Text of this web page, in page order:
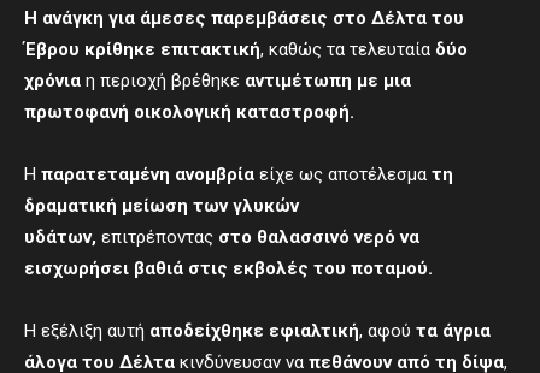
Η ανάγκη για άμεσες παρεμβάσεις στο Δέλτα του
Έβρου κρίθηκε επιτακτική, καθώς τα τελευταία δύο
χρόνια η περιοχή βρέθηκε αντιμέτωπη με μια
πρωτοφανή οικολογική καταστροφή.
Η παρατεταμένη ανομβρία είχε ως αποτέλεσμα τη
δραματική μείωση των γλυκών
υδάτων, επιτρέποντας στο θαλασσινό νερό να
εισχωρήσει βαθιά στις εκβολές του ποταμού.
Η εξέλιξη αυτή αποδείχθηκε εφιαλτική, αφού τα άγρια
άλογα του Δέλτα κινδύνευσαν να πεθάνουν από τη δίψα,